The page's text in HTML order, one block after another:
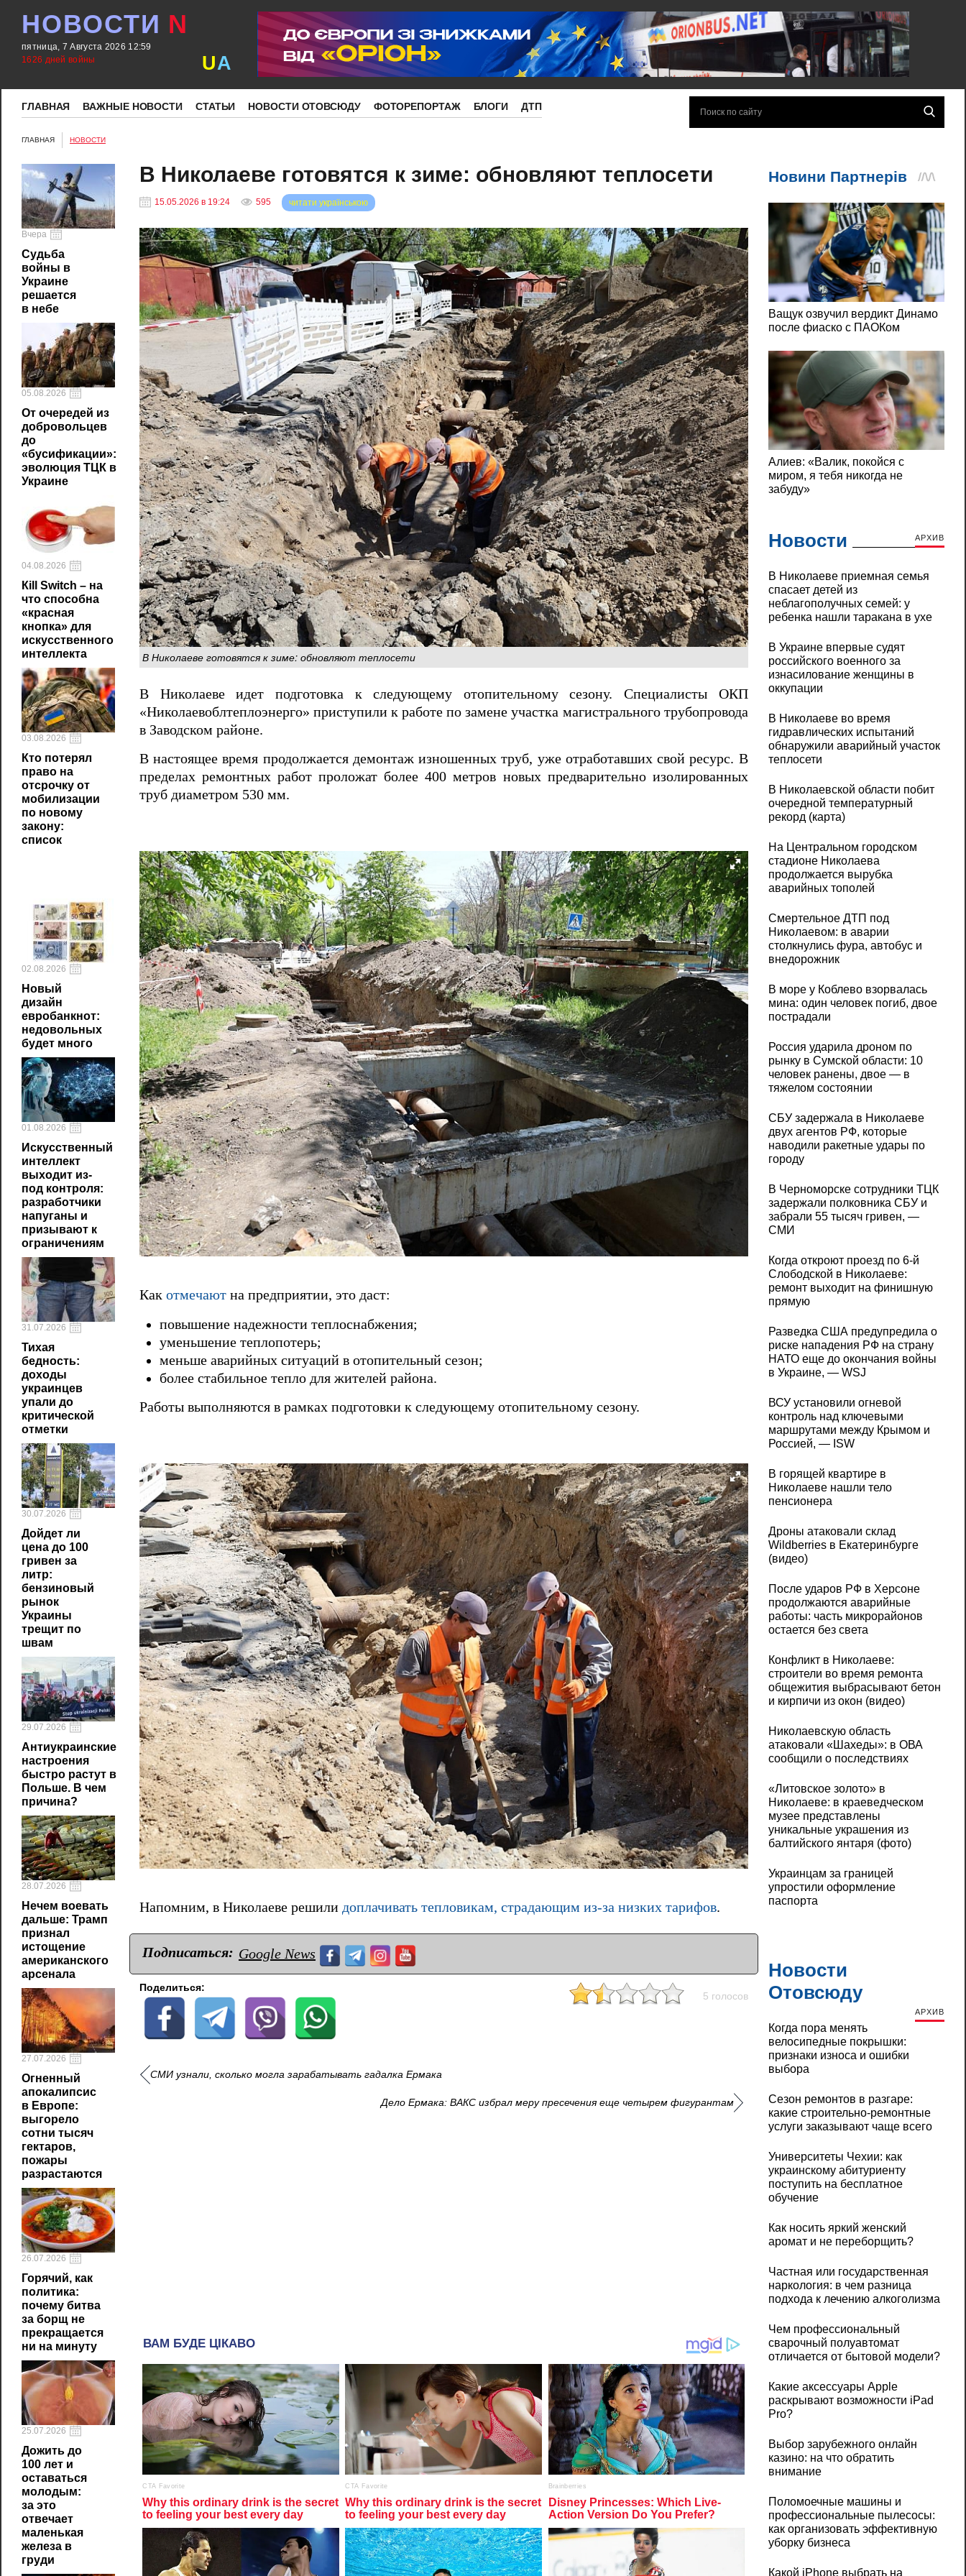
НОВОСТИ N
пятница, 7 Августа 2026 12:59
1626 дней войны
UA
ГЛАВНАЯ ВАЖНЫЕ НОВОСТИ СТАТЬИ НОВОСТИ ОТОВСЮДУ ФОТОРЕПОРТАЖ БЛОГИ ДТП
ГЛАВНАЯ НОВОСТИ
Вчера
Судьба
войны в
Украине
решается
в небе
05.08.2026
От очередей из
добровольцев
до
«бусификации»:
эволюция ТЦК в
Украине
04.08.2026
Кill Switch – на
что способна
«красная
кнопка» для
искусственного
интеллекта
03.08.2026
Кто потерял
право на
отсрочку от
мобилизации
по новому
закону:
список
02.08.2026
Новый
дизайн
евробанкнот:
недовольных
будет много
01.08.2026
Искусственный
интеллект
выходит из-
под контроля:
разработчики
напуганы и
призывают к
ограничениям
31.07.2026
Тихая
бедность:
доходы
украинцев
упали до
критической
отметки
30.07.2026
Дойдет ли
цена до 100
гривен за
литр:
бензиновый
рынок
Украины
трещит по
швам
29.07.2026
Антиукраинские
настроения
быстро растут в
Польше. В чем
причина?
28.07.2026
Нечем воевать
дальше: Трамп
признал
истощение
американского
арсенала
27.07.2026
Огненный
апокалипсис
в Европе:
выгорело
сотни тысяч
гектаров,
пожары
разрастаются
26.07.2026
Горячий, как
политика:
почему битва
за борщ не
прекращается
ни на минуту
25.07.2026
Дожить до
100 лет и
оставаться
молодым:
за это
отвечает
маленькая
железа в
груди
В Николаеве готовятся к зиме: обновляют теплосети
15.05.2026 в 19:24 595 читати українською
В Николаеве готовятся к зиме: обновляют теплосети
В Николаеве идет подготовка к следующему отопительному сезону. Специалисты ОКП
«Николаевоблтеплоэнерго» приступили к работе по замене участка магистрального трубопровода
в Заводском районе.
В настоящее время продолжается демонтаж изношенных труб, уже отработавших свой ресурс. В
пределах ремонтных работ проложат более 400 метров новых предварительно изолированных
труб диаметром 530 мм.
Как отмечают на предприятии, это даст:
повышение надежности теплоснабжения;
уменьшение теплопотерь;
меньше аварийных ситуаций в отопительный сезон;
более стабильное тепло для жителей района.
Работы выполняются в рамках подготовки к следующему отопительному сезону.
Напомним, в Николаеве решили доплачивать тепловикам, страдающим из-за низких тарифов.
Подписаться: Google News
Поделиться:
5 голосов
СМИ узнали, сколько могла зарабатывать гадалка Ермака
Дело Ермака: ВАКС избрал меру пресечения еще четырем фигурантам
Новости АРХИВ
В Николаеве приемная семья
спасает детей из
неблагополучных семей: у
ребенка нашли таракана в ухе
В Украине впервые судят
российского военного за
изнасилование женщины в
оккупации
В Николаеве во время
гидравлических испытаний
обнаружили аварийный участок
теплосети
В Николаевской области побит
очередной температурный
рекорд (карта)
На Центральном городском
стадионе Николаева
продолжается вырубка
аварийных тополей
Смертельное ДТП под
Николаевом: в аварии
столкнулись фура, автобус и
внедорожник
В море у Коблево взорвалась
мина: один человек погиб, двое
пострадали
Россия ударила дроном по
рынку в Сумской области: 10
человек ранены, двое — в
тяжелом состоянии
СБУ задержала в Николаеве
двух агентов РФ, которые
наводили ракетные удары по
городу
В Черноморске сотрудники ТЦК
задержали полковника СБУ и
забрали 55 тысяч гривен, —
СМИ
Когда откроют проезд по 6-й
Слободской в Николаеве:
ремонт выходит на финишную
прямую
Разведка США предупредила о
риске нападения РФ на страну
НАТО еще до окончания войны
в Украине, — WSJ
ВСУ установили огневой
контроль над ключевыми
маршрутами между Крымом и
Россией, — ISW
В горящей квартире в
Николаеве нашли тело
пенсионера
Дроны атаковали склад
Wildberries в Екатеринбурге
(видео)
После ударов РФ в Херсоне
продолжаются аварийные
работы: часть микрорайонов
остается без света
Конфликт в Николаеве:
строители во время ремонта
общежития выбрасывают бетон
и кирпичи из окон (видео)
Николаевскую область
атаковали «Шахеды»: в ОВА
сообщили о последствиях
«Литовское золото» в
Николаеве: в краеведческом
музее представлены
уникальные украшения из
балтийского янтаря (фото)
Украинцам за границей
упростили оформление
паспорта
Новости
Отовсюду
АРХИВ
Когда пора менять
велосипедные покрышки:
признаки износа и ошибки
выбора
Сезон ремонтов в разгаре:
какие строительно-ремонтные
услуги заказывают чаще всего
Университеты Чехии: как
украинскому абитуриенту
поступить на бесплатное
обучение
Как носить яркий женский
аромат и не переборщить?
Частная или государственная
наркология: в чем разница
подхода к лечению алкоголизма
Чем профессиональный
сварочный полуавтомат
отличается от бытовой модели?
Какие аксессуары Apple
раскрывают возможности iPad
Pro?
Выбор зарубежного онлайн
казино: на что обратить
внимание
Поломоечные машины и
профессиональные пылесосы:
как организовать эффективную
уборку бизнеса
Какой iPhone выбрать на